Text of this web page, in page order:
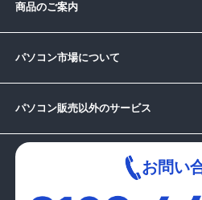
商品のご案内
パソコン市場について
パソコン販売以外のサービス
お問い